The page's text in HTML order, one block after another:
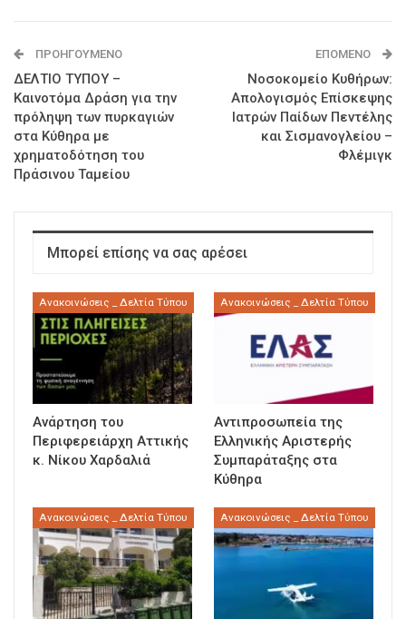
ΠΡΟΗΓΟΎΜΕΝΟ
ΔΕΛΤΙΟ ΤΥΠΟΥ –
Καινοτόμα Δράση για την
πρόληψη των πυρκαγιών
στα Κύθηρα με
χρηματοδότηση του
Πράσινου Ταμείου
ΕΠΌΜΕΝΟ
Νοσοκομείο Κυθήρων:
Απολογισμός Επίσκεψης
Ιατρών Παίδων Πεντέλης
και Σισμανογλείου –
Φλέμιγκ
Μπορεί επίσης να σας αρέσει
Ανακοινώσεις _ Δελτία Τύπου
Ανάρτηση του
Περιφερειάρχη Αττικής
κ. Νίκου Χαρδαλιά
Ανακοινώσεις _ Δελτία Τύπου
Αντιπροσωπεία της
Ελληνικής Αριστερής
Συμπαράταξης στα
Κύθηρα
Ανακοινώσεις _ Δελτία Τύπου Ανακοινώσεις _ Δελτία Τύπου